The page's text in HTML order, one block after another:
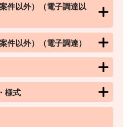
件以外）（電子調達以
件以外）（電子調達）
様式